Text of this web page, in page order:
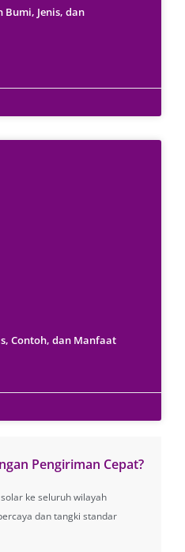
Bumi, Jenis, dan
Contoh, dan Manfaat
Pengiriman Cepat?
ke seluruh wilayah
dan tangki standar